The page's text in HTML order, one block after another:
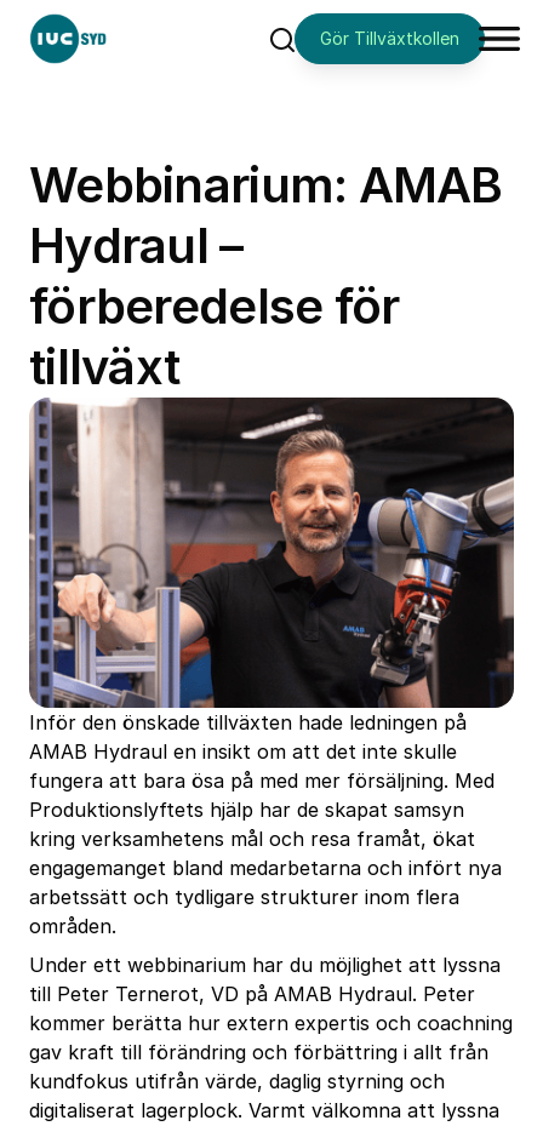
SökGör Tillväxtkollen
Webbinarium: AMAB
Hydraul –
förberedelse för
tillväxt
Inför den önskade tillväxten hade ledningen på
AMAB Hydraul en insikt om att det inte skulle
fungera att bara ösa på med mer försäljning. Med
Produktionslyftets hjälp har de skapat samsyn
kring verksamhetens mål och resa framåt, ökat
engagemanget bland medarbetarna och infört nya
arbetssätt och tydligare strukturer inom flera
områden.
Under ett webbinarium har du möjlighet att lyssna
till Peter Ternerot, VD på AMAB Hydraul. Peter
kommer berätta hur extern expertis och coachning
gav kraft till förändring och förbättring i allt från
kundfokus utifrån värde, daglig styrning och
digitaliserat lagerplock. Varmt välkomna att lyssna